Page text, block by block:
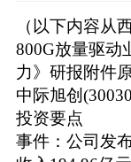
（以下内容从
800G放量驱动
力》研报附件
中际旭创
投资要点
事件：公司发